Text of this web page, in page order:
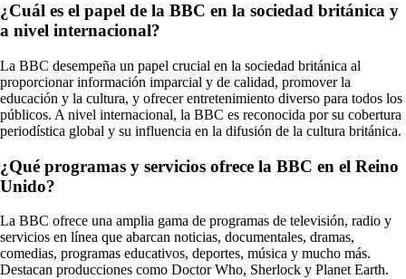
¿Cuál es el papel de la BBC en la sociedad británica y
a nivel internacional?
La BBC desempeña un papel crucial en la sociedad británica al
proporcionar información imparcial y de calidad, promover la
educación y la cultura, y ofrecer entretenimiento diverso para todos los
públicos. A nivel internacional, la BBC es reconocida por su cobertura
periodística global y su influencia en la difusión de la cultura británica.
¿Qué programas y servicios ofrece la BBC en el Reino
Unido?
La BBC ofrece una amplia gama de programas de televisión, radio y
servicios en línea que abarcan noticias, documentales, dramas,
comedias, programas educativos, deportes, música y mucho más.
Destacan producciones como Doctor Who, Sherlock y Planet Earth.